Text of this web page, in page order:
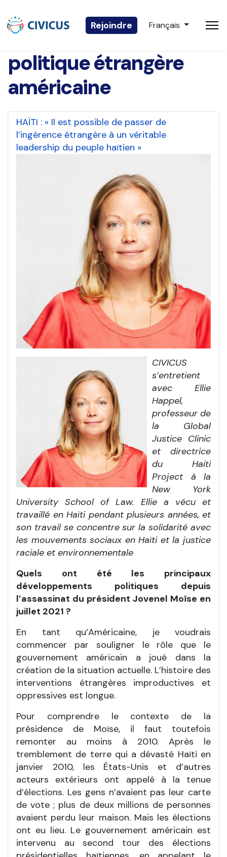
Rejoindre Sélectionnez votre
Français
politique étrangère
américaine
HAÏTI : « Il est possible de passer de
l’ingérence étrangère à un véritable
leadership du peuple haïtien »
CIVICUS
s’entretient
avec Ellie
Happel,
professeur de
la Global
Justice Clinic
et directrice
du Haiti
Project à la
New York
University School of Law. Ellie a vécu et
travaillé en Haïti pendant plusieurs années, et
son travail se concentre sur la solidarité avec
les mouvements sociaux en Haïti et la justice
raciale et environnementale
Quels ont été les principaux
développements politiques depuis
l’assassinat du président Jovenel Moïse en
juillet 2021 ?
En tant qu’Américaine, je voudrais
commencer par souligner le rôle que le
gouvernement américain a joué dans la
création de la situation actuelle. L’histoire des
interventions étrangères improductives et
oppressives est longue.
Pour comprendre le contexte de la
présidence de Moïse, il faut toutefois
remonter au moins à 2010. Après le
tremblement de terre qui a dévasté Haïti en
janvier 2010, les États-Unis et d’autres
acteurs extérieurs ont appelé à la tenue
d’élections. Les gens n’avaient pas leur carte
de vote ; plus de deux millions de personnes
avaient perdu leur maison. Mais les élections
ont eu lieu. Le gouvernement américain est
intervenu au second tour des élections